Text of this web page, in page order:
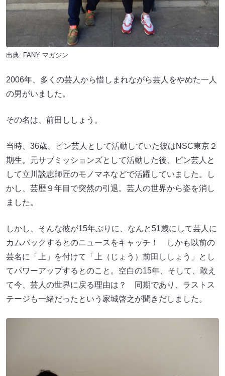
出典: FANY マガジン
2006年、多くの芸人から惜しまれながら芸人をやめた一人
の男がいました。
その名は、前田ししょう。
当時、36歳、ピン芸人として活動していた彼はNSC東京２
期生。元サブミッションズとして活動した後、ピン芸人と
して立川談志師匠のモノマネなどで活躍していました。し
かし、芸歴９年目で突然の引退。芸人の世界から姿を消し
ました。
しかし、そんな彼が15年ぶりに、なんと51歳にして芸人に
カムバックするとのニュースをキャッチ！ しかも以前の
芸名に「上」を付けて「上（じょう）前田ししょう」とし
てパワーアップするとのこと。空白の15年、そして、敢え
て今、芸人の世界に戻る理由は？ 同期であり、ラストス
テージも一緒だったという家城啓之が聞きだしました。